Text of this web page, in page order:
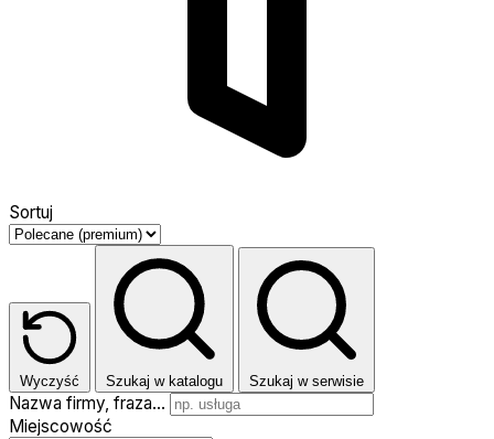
Sortuj
Wyczyść Szukaj w katalogu Szukaj w serwisie
Nazwa firmy, fraza…
Miejscowość